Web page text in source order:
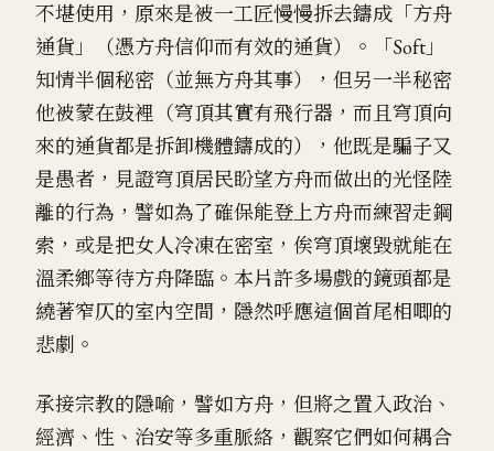
不堪使用，原來是被一工匠慢慢拆去鑄成「方舟
通貨」（憑方舟信仰而有效的通貨）。「Soft」
知情半個秘密（並無方舟其事），但另一半秘密
他被蒙在鼓裡（穹頂其實有飛行器，而且穹頂向
來的通貨都是拆卸機體鑄成的），他既是騙子又
是愚者，見證穹頂居民盼望方舟而做出的光怪陸
離的行為，譬如為了確保能登上方舟而練習走鋼
索，或是把女人冷凍在密室，俟穹頂壞毀就能在
溫柔鄉等待方舟降臨。本片許多場戲的鏡頭都是
繞著窄仄的室內空間，隱然呼應這個首尾相唧的
悲劇。
承接宗教的隱喻，譬如方舟，但將之置入政治、
經濟、性、治安等多重脈絡，觀察它們如何耦合